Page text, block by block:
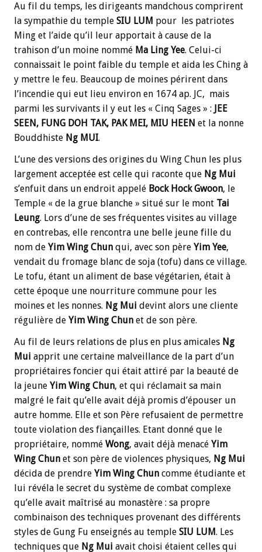
Au fil du temps, les dirigeants mandchous comprirent
la sympathie du temple SIU LUM pour les patriotes
Ming et l’aide qu’il leur apportait à cause de la
trahison d’un moine nommé Ma Ling Yee. Celui-ci
connaissait le point faible du temple et aida les Ching à
y mettre le feu. Beaucoup de moines périrent dans
l’incendie qui eut lieu environ en 1674 ap. JC, mais
parmi les survivants il y eut les « Cinq Sages » :
JEE
SEEN, FUNG DOH TAK, PAK MEI, MIU HEEN et la nonne
Bouddhiste Ng MUI.
L’une des versions des origines du Wing Chun les plus
largement acceptée est celle qui raconte que Ng Mui
s’enfuit dans un endroit appelé BockHock Gwoon, le
Temple « de la grue blanche » situé sur le mont Tai
Leung. Lors d’une de ses fréquentes visites au village
en contrebas, elle rencontra une belle jeune fille du
nom de Yim Wing Chun qui, avec son père Yim Yee,
vendait du fromage blanc de soja (tofu) dans ce village.
Le tofu, étant un aliment de base végétarien, était à
cette époque une nourriture commune pour les
moines et les nonnes. Ng Mui devint alors une cliente
régulière de Yim Wing Chun et de son père.
Au fil de leurs relations de plus en plus amicales Ng
Mui apprit une certaine malveillance de la part d’un
propriétaires foncier qui était attiré par la beauté de
la jeune Yim Wing Chun, et qui réclamait sa main
malgré le fait qu’elle avait déjà promis d’épouser un
autre homme. Elle et son Père refusaient de permettre
toute violation des fiançailles. Etant donné que le
propriétaire, nommé Wong, avait déjà menacé Yim
Wing Chun et son père de violences physiques, Ng Mui
décida de prendre Yim Wing Chun comme étudiante et
lui révéla le secret du système de combat complexe
qu’elle avait maîtrisé au monastère : sa propre
combinaison des techniques provenant des différents
styles de Gung Fu enseignés au temple SIU LUM. Les
techniques que Ng Mui avait choisi étaient celles qui